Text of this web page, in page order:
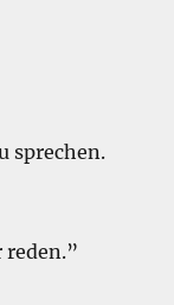
sprechen.
reden.”